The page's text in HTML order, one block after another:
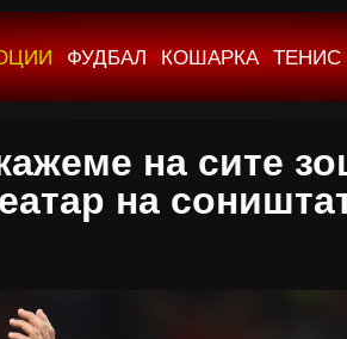
ФУДБАЛ КОШАРКА ТЕНИС
на сите
на